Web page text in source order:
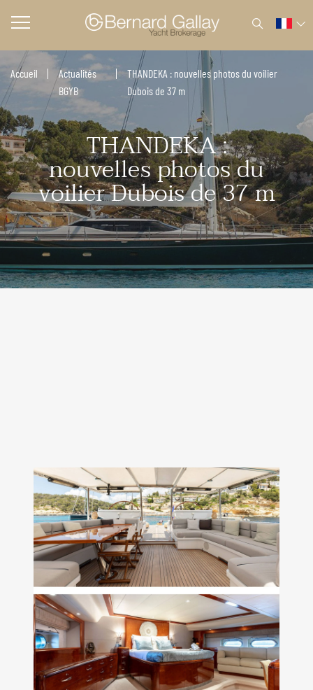
Accueil
Actualités
BGYB
THANDEKA : nouvelles photos du voilier
Dubois de 37 m
THANDEKA :
nouvelles photos du
voilier Dubois de 37 m